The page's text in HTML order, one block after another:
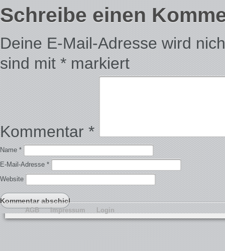
Schreibe einen
Deine E-Mail-Adresse wird
sind mit * markiert
Kommentar *
Name *
E-Mail-Adresse *
Website
AGB Impressum Login